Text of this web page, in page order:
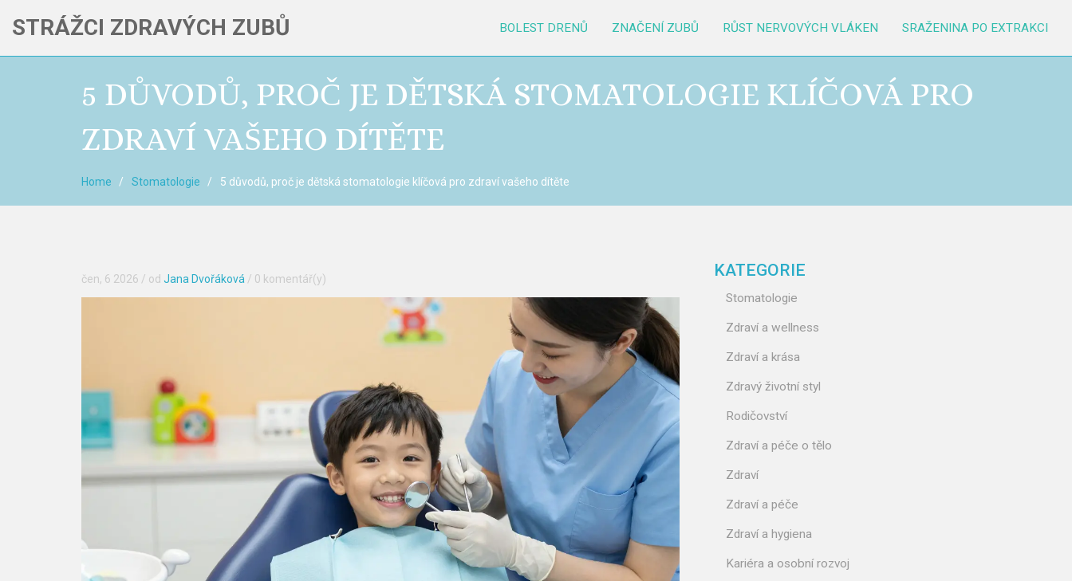
STRÁŽCI ZDRAVÝCH ZUBŮ BOLEST DRENŮ ZNAČENÍ ZUBŮ RŮST NERVOVÝCH VLÁKEN SRAŽENINA PO EXTRAKCI
5 DŮVODŮ, PROČ JE DĚTSKÁ STOMATOLOGIE KLÍČOVÁ PRO
ZDRAVÍ VAŠEHO DÍTĚTE
Home Stomatologie 5 důvodů, proč je dětská stomatologie klíčová pro zdraví vašeho dítěte
čen, 6 2026 / od Jana Dvořáková / 0 komentář(y) KATEGORIE
Stomatologie
Zdraví a wellness
Zdraví a krása
Zdravý životní styl
Rodičovství
Zdraví a péče o tělo
Zdraví
Zdraví a péče
Zdraví a hygiena
Kariéra a osobní rozvoj